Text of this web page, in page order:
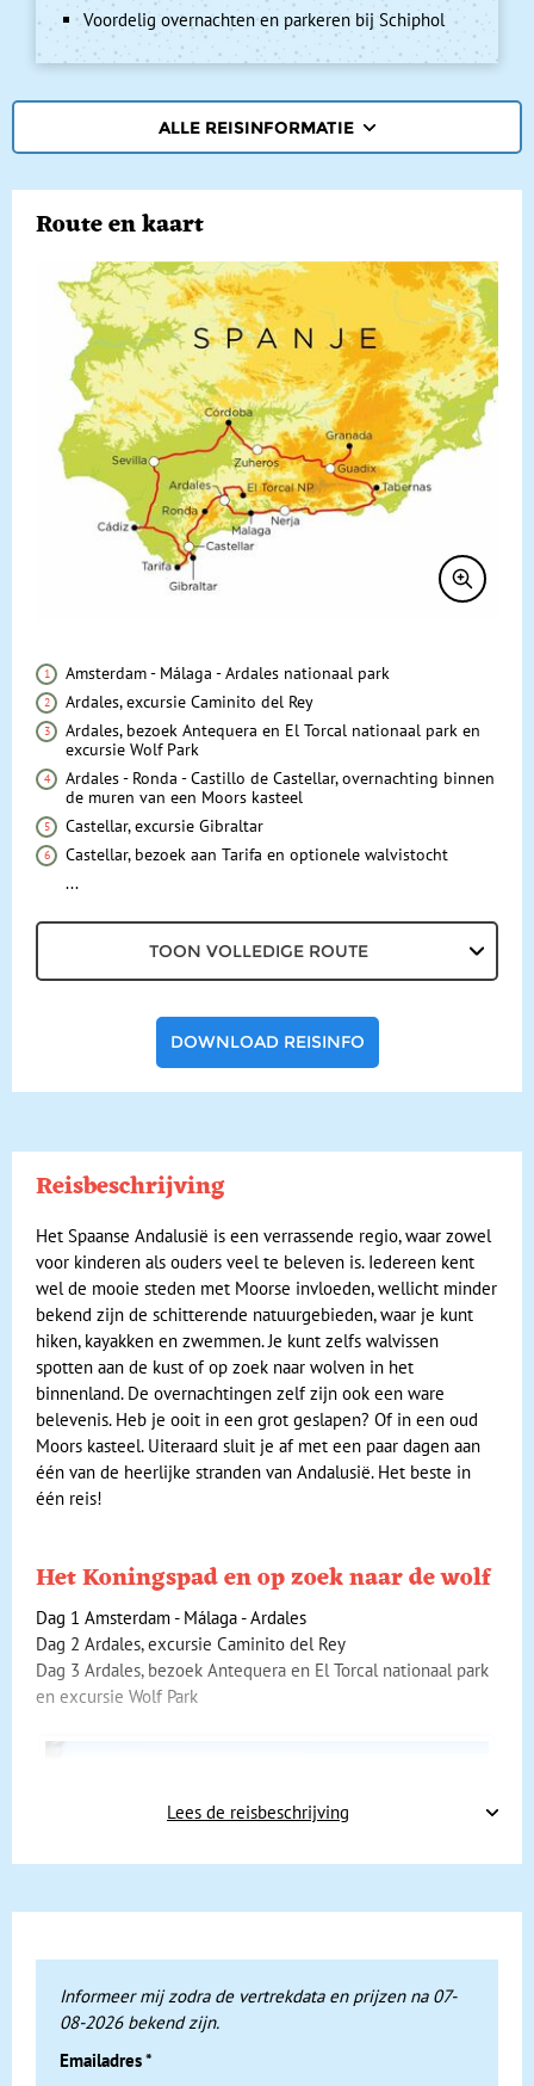
Voordelig overnachten en parkeren bij Schiphol
ALLE REISINFORMATIE
VERTREKDATA/PRIJS
REVIEWS
PRAKTISCHE INFORMATIE
Accommodatie
Vliegreis
Vervoer
Bij de reis inbegrepen
Geldzaken
Maaltijden
Gezondheid
Hotelverlenging
Klimaat en geografie
FAQ
FOTO'S EN VIDEO
REIS BOEKEN
Route en kaart
Amsterdam - Málaga - Ardales nationaal park
Ardales, excursie Caminito del Rey
Ardales, bezoek Antequera en El Torcal nationaal park en
excursie Wolf Park
Ardales - Ronda - Castillo de Castellar, overnachting binnen
de muren van een Moors kasteel
Castellar, excursie Gibraltar
Castellar, bezoek aan Tarifa en optionele walvistocht
...
TOON VOLLEDIGE ROUTE
DOWNLOAD REISINFO
Reisbeschrijving
Het Spaanse Andalusië is een verrassende regio, waar zowel
voor kinderen als ouders veel te beleven is. Iedereen kent
wel de mooie steden met Moorse invloeden, wellicht minder
bekend zijn de schitterende natuurgebieden, waar je kunt
hiken, kayakken en zwemmen. Je kunt zelfs walvissen
spotten aan de kust of op zoek naar wolven in het
binnenland. De overnachtingen zelf zijn ook een ware
belevenis. Heb je ooit in een grot geslapen? Of in een oud
Moors kasteel. Uiteraard sluit je af met een paar dagen aan
één van de heerlijke stranden van Andalusië. Het beste in
één reis!
Het Koningspad en op zoek naar de wolf
Dag 1 Amsterdam - Málaga - Ardales
Dag 2 Ardales, excursie Caminito del Rey
Dag 3 Ardales, bezoek Antequera en El Torcal nationaal park
en excursie Wolf Park
Vanaf Amsterdam vliegen we naar de kustplaats Málaga. In
het autovrije centrum maken we te voet kennis met deze
Lees de reisbeschrijving
Informeer mij zodra de vertrekdata en prijzen na 07-
08-2026 bekend zijn.
Emailadres*